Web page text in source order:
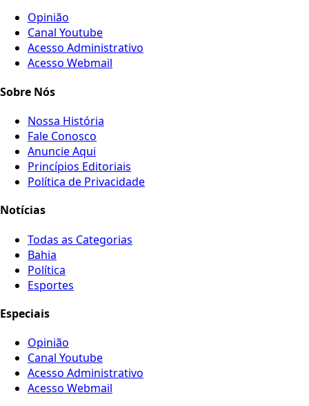
Opinião
Canal Youtube
Acesso Administrativo
Acesso Webmail
Sobre Nós
Nossa História
Fale Conosco
Anuncie Aqui
Princípios Editoriais
Política de Privacidade
Notícias
Todas as Categorias
Bahia
Política
Esportes
Especiais
Opinião
Canal Youtube
Acesso Administrativo
Acesso Webmail